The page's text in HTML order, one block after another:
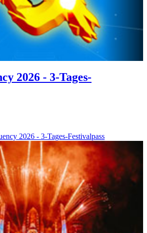
2026 - 3-Tages-
2026 - 3-Tages-Festivalpass